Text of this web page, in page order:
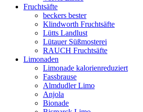
Fruchtsäfte
beckers bester
Klindworth Fruchtsäfte
Lütts Landlust
Lütauer Süßmosterei
RAUCH Fruchtsäfte
Limonaden
Limonade kalorienreduziert
Fassbrause
Almdudler Limo
Anjola
Bionade